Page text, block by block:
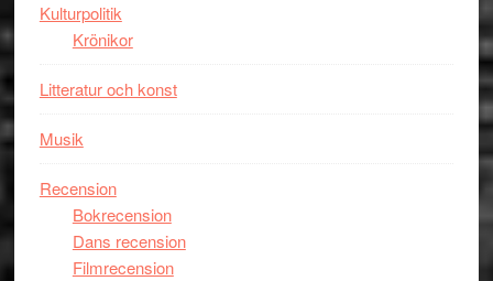
Kulturpolitik
Krönikor
Litteratur och konst
Musik
Recension
Bokrecension
Dans recension
Filmrecension